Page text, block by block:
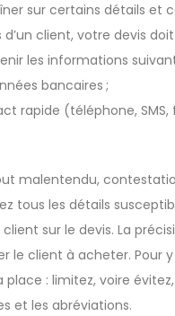
sur certains détails et
client, votre devis doit
les informations
bancaires ;
rapide (téléphone, SMS,
malentendu,
tous les détails
sur le devis. La
le client à acheter. Pour
: limitez, voire
et les abréviations.